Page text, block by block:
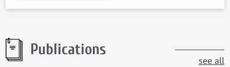
Publications
see all